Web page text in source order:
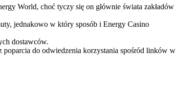
World, choć tyczy się on głównie świata zakładów
jednakowo w który sposób i Energy Casino
dostawców.
do odwiedzenia korzystania spośród linków w